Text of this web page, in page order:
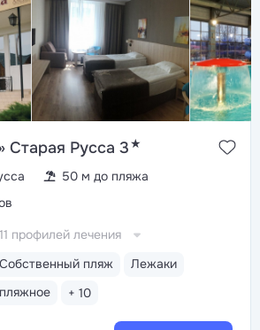
Старая Русса 3★
50 м до пляжа
Собственный пляж
Лежаки
+ 10
11 профилей лечения